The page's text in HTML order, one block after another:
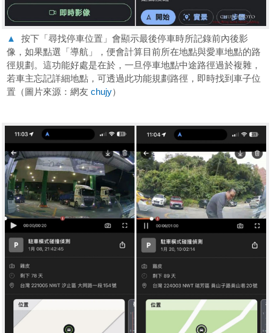
▲
按下「尋找停車位置」會顯示最後停車時所記錄前內後影
像，如果點選「導航」，便會計算目前所在地點與愛車地點的路
徑規劃。這功能好處是在於，一旦停車地點中途路徑過於複雜，
若車主忘記詳細地點，可透過此功能規劃路徑，即時找到車子位
置（圖片來源：網友 chujy）